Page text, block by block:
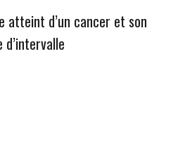
atteint d’un cancer et son